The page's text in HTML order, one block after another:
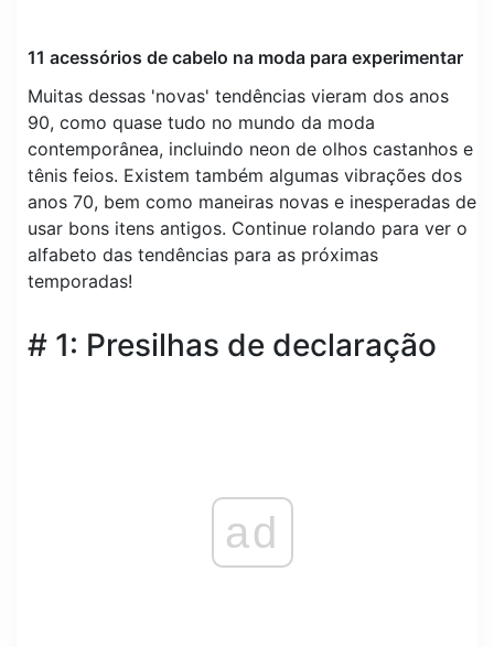
11 acessórios de cabelo na moda para experimentar
Muitas dessas 'novas' tendências vieram dos anos
90, como quase tudo no mundo da moda
contemporânea, incluindo neon de olhos castanhos e
tênis feios. Existem também algumas vibrações dos
anos 70, bem como maneiras novas e inesperadas de
usar bons itens antigos. Continue rolando para ver o
alfabeto das tendências para as próximas
temporadas!
# 1: Presilhas de declaração
ad